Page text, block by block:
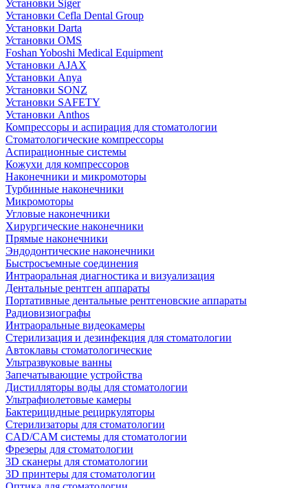
Установки Siger
Установки Cefla Dental Group
Установки Darta
Установки OMS
Foshan Yoboshi Medical Equipment
Установки AJAX
Установки Anya
Установки SONZ
Установки SAFETY
Установки Anthos
Компрессоры и аспирация для стоматологии
Стоматологические компрессоры
Аспирационные системы
Кожухи для компрессоров
Наконечники и микромоторы
Турбинные наконечники
Микромоторы
Угловые наконечники
Хирургические наконечники
Прямые наконечники
Эндодонтические наконечники
Быстросъемные соединения
Интраоральная диагностика и визуализация
Дентальные рентген аппараты
Портативные дентальные рентгеновские аппараты
Радиовизиографы
Интраоральные видеокамеры
Стерилизация и дезинфекция для стоматологии
Автоклавы стоматологические
Ультразвуковые ванны
Запечатывающие устройства
Дистилляторы воды для стоматологии
Ультрафиолетовые камеры
Бактерицидные рециркуляторы
Стерилизаторы для стоматологии
CAD/CAM системы для стоматологии
Фрезеры для стоматологии
3D cканеры для стоматологии
3D принтеры для стоматологии